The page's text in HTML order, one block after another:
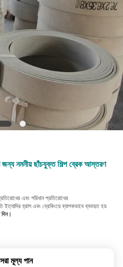
নমনীয় ছাঁচযুক্ত শিল্প ব্রেক আস্তরণ
এবং পরিধান প্রতিরোধের
ইত্যাদির হ্রাস এবং ব্রেকিংয়ে ব্যাপকভাবে ব্যবহৃত হয়
মূল্য পান